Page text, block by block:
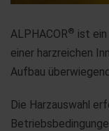
ALPHACOR® ist ein
einer harzreichen
Aufbau
Die Harzauswahl